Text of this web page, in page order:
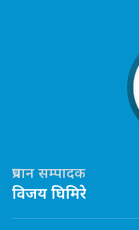
प्रधान सम्पादक
विजय घिमिरे